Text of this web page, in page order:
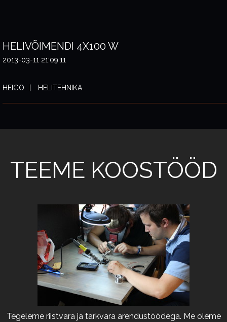
HELIVÕIMENDI 4X100 W
2013-03-11 21:09:11
HEIGO HELITEHNIKA
TEEME KOOSTÖÖD
Tegeleme riistvara ja tarkvara arendustöödega. Me oleme